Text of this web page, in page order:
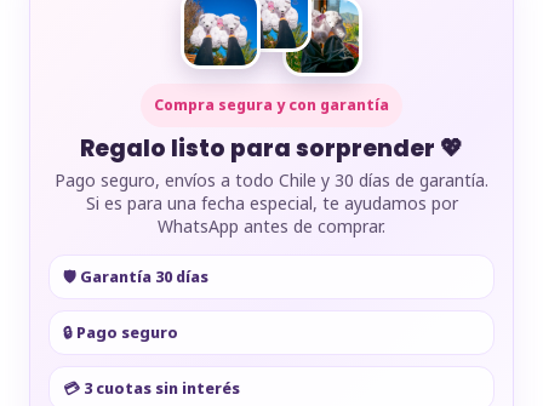
Compra segura y con garantía
Regalo listo para sorprender 💖
Pago seguro, envíos a todo Chile y 30 días de garantía.
Si es para una fecha especial, te ayudamos por
WhatsApp antes de comprar.
🛡️ Garantía 30 días
🔒 Pago seguro
💳 3 cuotas sin interés